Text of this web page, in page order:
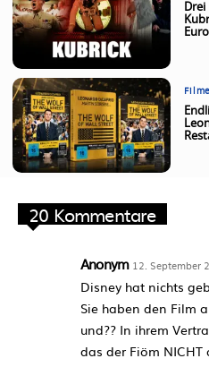
Euro
Filme
20 Kommentare
Anonym 12. September
Disney hat nichts
Sie haben den Film
und?? In ihrem
das der Fiöm